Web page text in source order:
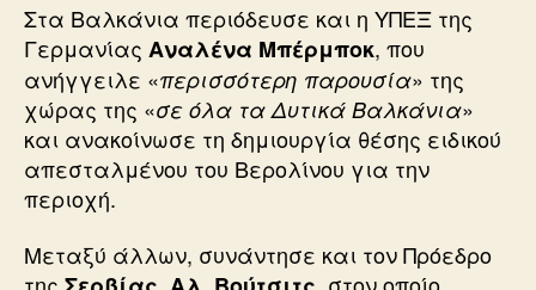
Στα Βαλκάνια περιόδευσε και η ΥΠΕΞ της
Γερμανίας Αναλένα Μπέρμποκ, που
ανήγγειλε «περισσότερη παρουσία» της
χώρας της «σε όλα τα Δυτικά Βαλκάνια»
και ανακοίνωσε τη δημιουργία θέσης ειδικού
απεσταλμένου του Βερολίνου για την
περιοχή.
Μεταξύ άλλων, συνάντησε και τον Πρόεδρο